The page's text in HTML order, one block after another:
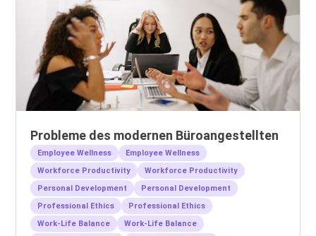
Probleme des modernen Büroangestellten
Employee Wellness
Employee Wellness
Workforce Productivity
Workforce Productivity
Personal Development
Personal Development
Professional Ethics
Professional Ethics
Work-Life Balance
Work-Life Balance